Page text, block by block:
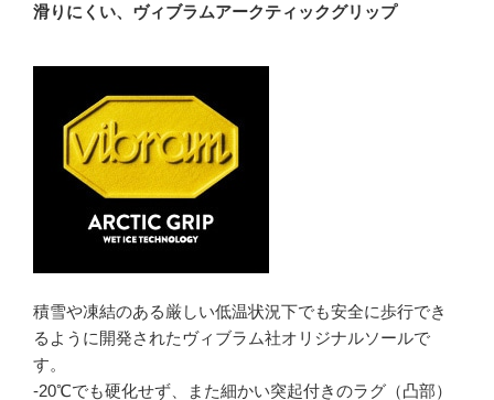
滑りにくい、ヴィブラムアークティックグリップ
積雪や凍結のある厳しい低温状況下でも安全に歩行でき
るように開発されたヴィブラム社オリジナルソールで
す。
-20℃でも硬化せず、また細かい突起付きのラグ（凸部）